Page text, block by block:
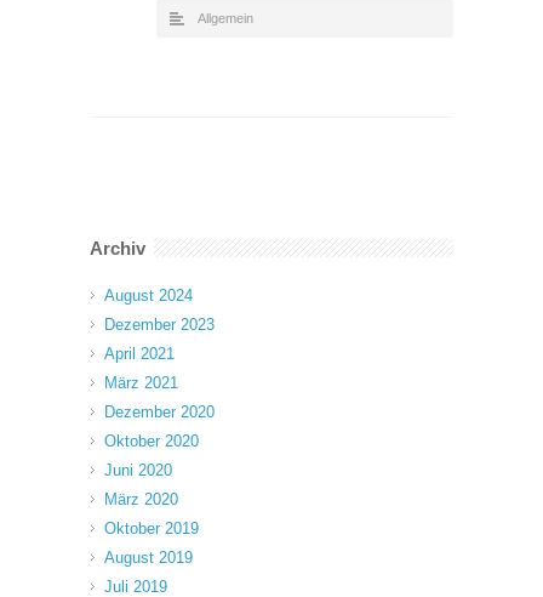
Allgemein
Archiv
August 2024
Dezember 2023
April 2021
März 2021
Dezember 2020
Oktober 2020
Juni 2020
März 2020
Oktober 2019
August 2019
Juli 2019